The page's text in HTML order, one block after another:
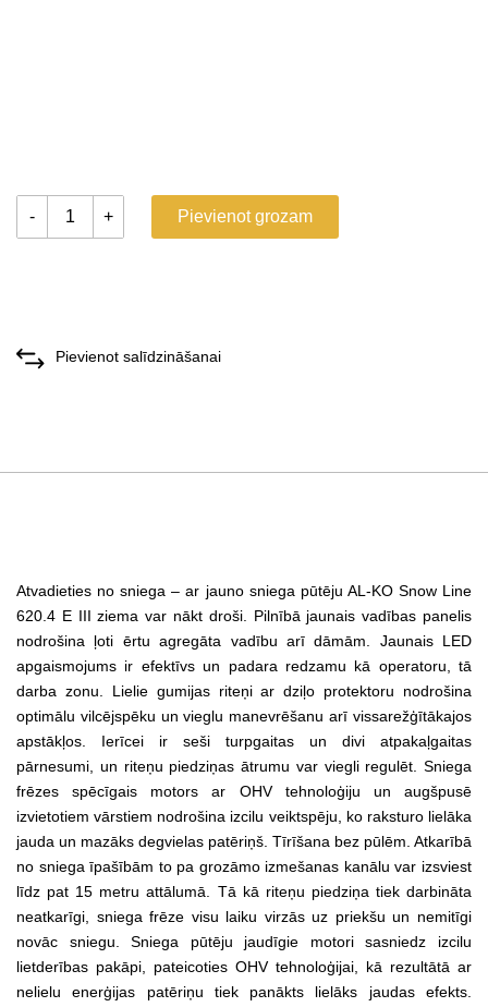
- + Pievienot grozam
Pievienot salīdzināšanai
Atvadieties no sniega – ar jauno sniega pūtēju AL-KO Snow Line
620.4 E III ziema var nākt droši. Pilnībā jaunais vadības panelis
nodrošina ļoti ērtu agregāta vadību arī dāmām. Jaunais LED
apgaismojums ir efektīvs un padara redzamu kā operatoru, tā
darba zonu. Lielie gumijas riteņi ar dziļo protektoru nodrošina
optimālu vilcējspēku un vieglu manevrēšanu arī vissarežģītākajos
apstākļos. Ierīcei ir seši turpgaitas un divi atpakaļgaitas
pārnesumi, un riteņu piedziņas ātrumu var viegli regulēt. Sniega
frēzes spēcīgais motors ar OHV tehnoloģiju un augšpusē
izvietotiem vārstiem nodrošina izcilu veiktspēju, ko raksturo lielāka
jauda un mazāks degvielas patēriņš. Tīrīšana bez pūlēm. Atkarībā
no sniega īpašībām to pa grozāmo izmešanas kanālu var izsviest
līdz pat 15 metru attālumā. Tā kā riteņu piedziņa tiek darbināta
neatkarīgi, sniega frēze visu laiku virzās uz priekšu un nemitīgi
novāc sniegu. Sniega pūtēju jaudīgie motori sasniedz izcilu
lietderības pakāpi, pateicoties OHV tehnoloģijai, kā rezultātā ar
nelielu enerģijas patēriņu tiek panākts lielāks jaudas efekts.